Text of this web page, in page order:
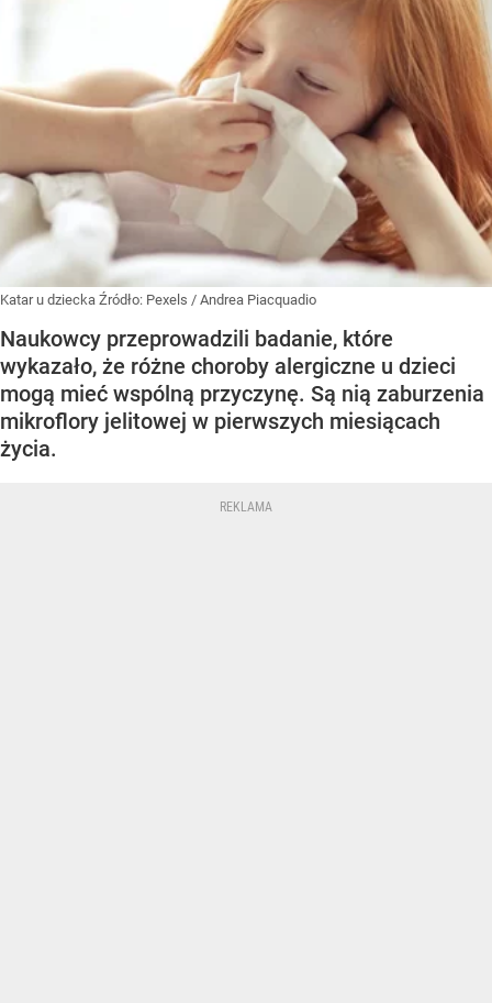
Katar u dziecka Źródło: Pexels / Andrea Piacquadio
Naukowcy przeprowadzili badanie, które
wykazało, że różne choroby alergiczne u dzieci
mogą mieć wspólną przyczynę. Są nią zaburzenia
mikroflory jelitowej w pierwszych miesiącach
życia.